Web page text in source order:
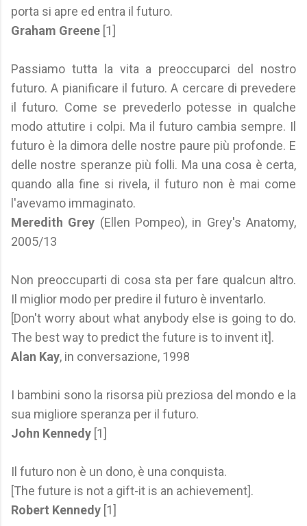
porta si apre ed entra il futuro.
Graham Greene [1]
Passiamo tutta la vita a preoccuparci del nostro
futuro. A pianificare il futuro. A cercare di prevedere
il futuro. Come se prevederlo potesse in qualche
modo attutire i colpi. Ma il futuro cambia sempre. Il
futuro è la dimora delle nostre paure più profonde. E
delle nostre speranze più folli. Ma una cosa è certa,
quando alla fine si rivela, il futuro non è mai come
l'avevamo immaginato.
Meredith Grey (Ellen Pompeo), in Grey's Anatomy,
2005/13
Non preoccuparti di cosa sta per fare qualcun altro.
Il miglior modo per predire il futuro è inventarlo.
[Don't worry about what anybody else is going to do.
The best way to predict the future is to invent it].
Alan Kay, in conversazione, 1998
I bambini sono la risorsa più preziosa del mondo e la
sua migliore speranza per il futuro.
John Kennedy [1]
Il futuro non è un dono, è una conquista.
[The future is not a gift-it is an achievement].
Robert Kennedy [1]